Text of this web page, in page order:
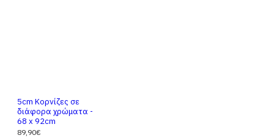
5cm Κορνίζες σε
διάφορα χρώματα -
68 x 92cm
89,90€